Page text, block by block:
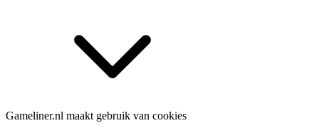
Gameliner.nl maakt gebruik van cookies